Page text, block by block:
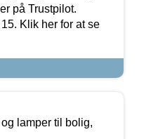
på Trustpilot.
Klik her for at se
lamper til bolig,